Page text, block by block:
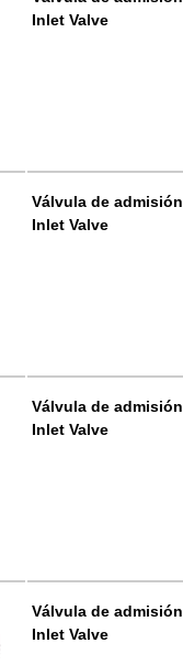
Inlet Valve
Válvula de admisión
Inlet Valve
Válvula de admisión
Inlet Valve
Válvula de admisión
Inlet Valve